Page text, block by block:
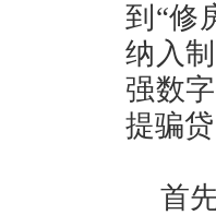
到“修
纳入
强数
提骗
首